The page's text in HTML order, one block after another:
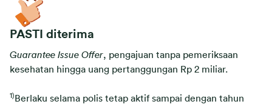
PASTI diterima
Guarantee Issue Offer, pengajuan tanpa pemeriksaan
kesehatan hingga uang pertanggungan Rp 2 miliar.
1) Berlaku selama polis tetap aktif sampai dengan tahun